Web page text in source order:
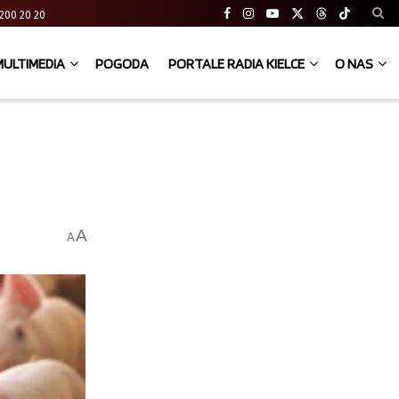
200 20 20
POGODA PORTALE RADIA KIELCE O NAS
AA